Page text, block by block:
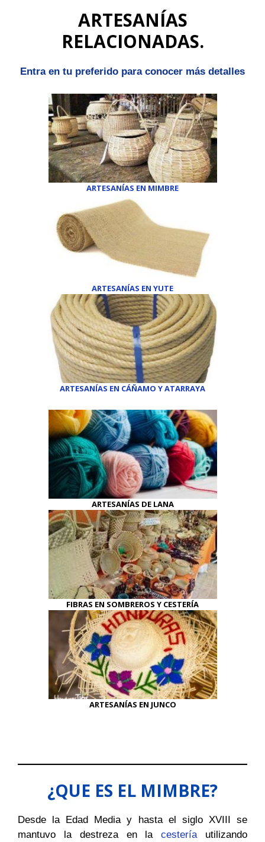
ARTESANÍAS
RELACIONADAS.
Entra en tu preferido para conocer más detalles
ARTESANÍAS EN MIMBRE
ARTESANÍAS EN YUTE
ARTESANÍAS EN CÁÑAMO YATARRAYA
ARTESANÍAS DE LANA
FIBRAS EN SOMBREROS Y CESTERÍA
ARTESANÍAS EN JUNCO
¿QUE ES EL MIMBRE?
Desde la Edad Media y hasta el siglo XVIII se
mantuvo la destreza en lacesteríautilizando